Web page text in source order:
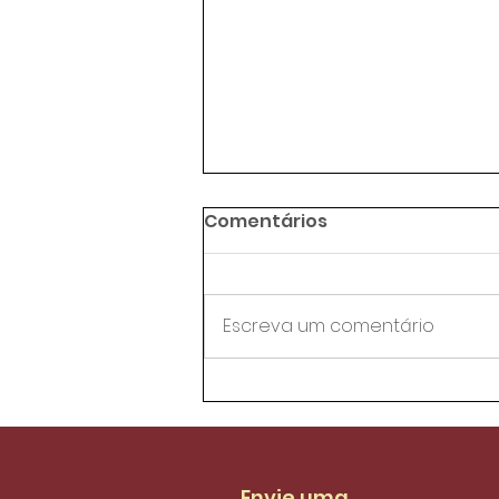
Agentes de trânsito da
AMC aprovam proposta
PCCS
Comentários
Escreva um comentário